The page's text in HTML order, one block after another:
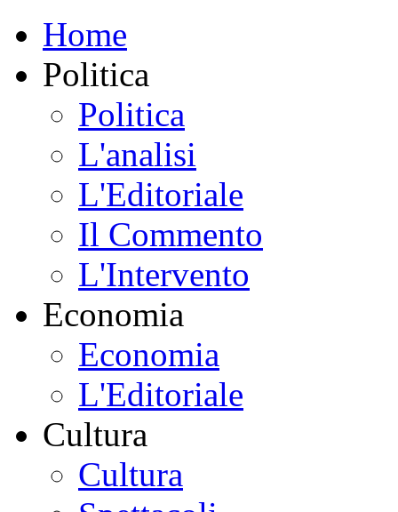
Home
Politica
Politica
L'analisi
L'Editoriale
Il Commento
L'Intervento
Economia
Economia
L'Editoriale
Cultura
Cultura